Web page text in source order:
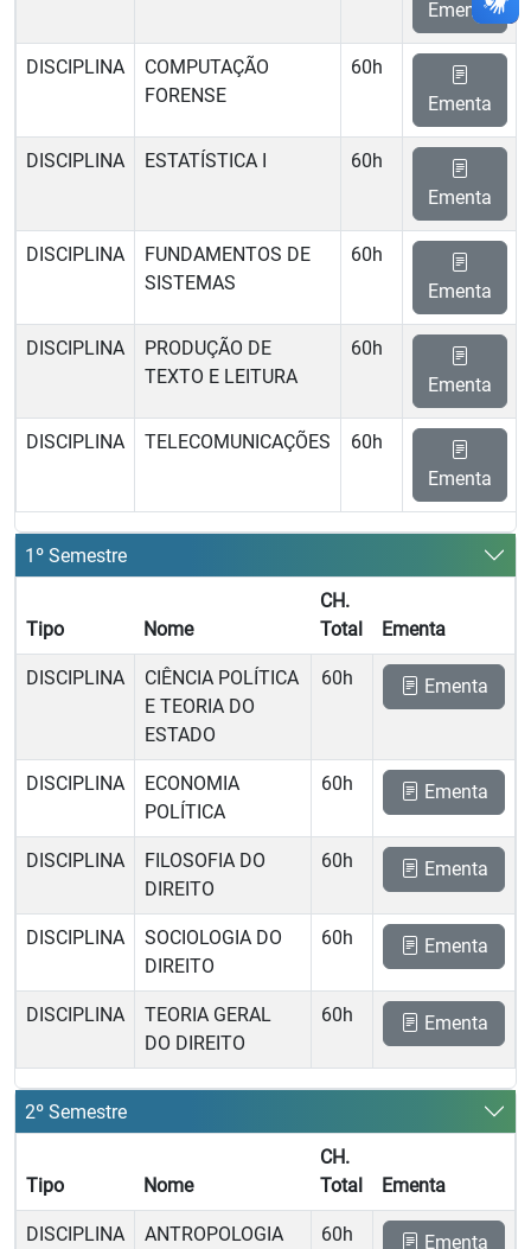
Ementa
DISCIPLINA
COMPUTAÇÃO
FORENSE
60h
Ementa
DISCIPLINA ESTATÍSTICA I
60h
Ementa
DISCIPLINA
FUNDAMENTOS DE
SISTEMAS
60h
Ementa
DISCIPLINA
PRODUÇÃO DE
TEXTO E LEITURA
60h
Ementa
DISCIPLINA TELECOMUNICAÇÕES
60h
Ementa
1º Semestre
Tipo Nome
CH.
Total
Ementa
DISCIPLINA
CIÊNCIA POLÍTICA
E TEORIA DO
ESTADO
60h Ementa
DISCIPLINA
ECONOMIA
POLÍTICA
60h Ementa
DISCIPLINA
FILOSOFIA DO
DIREITO
60h Ementa
DISCIPLINA
SOCIOLOGIA DO
DIREITO
60h Ementa
DISCIPLINA
TEORIA GERAL
DO DIREITO
60h Ementa
2º Semestre
Tipo Nome
CH.
Total
Ementa
DISCIPLINA
ANTROPOLOGIA
60h Ementa